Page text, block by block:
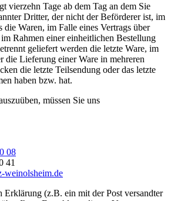
vierzehn Tage ab dem Tag an dem Sie
Dritter, der nicht der Beförderer ist, im
die Waren, im Falle eines Vertrags über
Rahmen einer einheitlichen Bestellung
geliefert werden die letzte Ware, im
die Lieferung einer Ware in mehreren
die letzte Teilsendung oder das letzte
haben bzw. hat.
müssen Sie uns
08
41
weinolsheim.de
Erklärung (z.B. ein mit der Post versandter